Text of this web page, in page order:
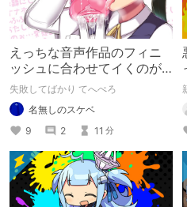
えっちな音声作品のフィニ
ッシュに合わせてイくのが
下手すぎる【失敗した話】
失敗してばかり てへぺろ
名無しのスケベ
9
2 11 分